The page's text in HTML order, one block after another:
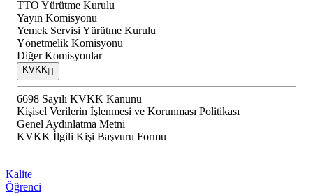
TTO Yürütme Kurulu
Yayın Komisyonu
Yemek Servisi Yürütme Kurulu
Yönetmelik Komisyonu
Diğer Komisyonlar
KVKK
6698 Sayılı KVKK Kanunu
Kişisel Verilerin İşlenmesi ve Korunması Politikası
Genel Aydınlatma Metni
KVKK İlgili Kişi Başvuru Formu
Kalite
Öğrenci